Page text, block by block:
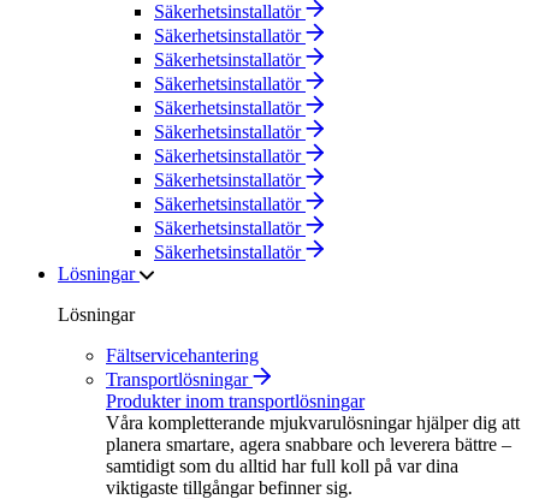
Säkerhetsinstallatör
Säkerhetsinstallatör
Säkerhetsinstallatör
Säkerhetsinstallatör
Säkerhetsinstallatör
Säkerhetsinstallatör
Säkerhetsinstallatör
Säkerhetsinstallatör
Säkerhetsinstallatör
Säkerhetsinstallatör
Säkerhetsinstallatör
Lösningar
Lösningar
Fältservicehantering
Transportlösningar
Produkter inom transportlösningar
Våra kompletterande mjukvarulösningar hjälper dig att
planera smartare, agera snabbare och leverera bättre –
samtidigt som du alltid har full koll på var dina
viktigaste tillgångar befinner sig.